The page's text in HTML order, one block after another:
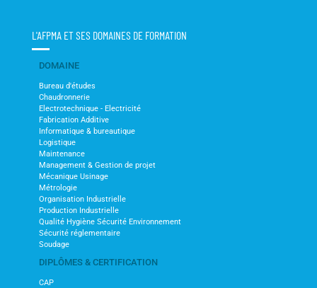
L'AFPMA ET SES DOMAINES DE FORMATION
DOMAINE
Bureau d'études
Chaudronnerie
Electrotechnique - Electricité
Fabrication Additive
Informatique & bureautique
Logistique
Maintenance
Management & Gestion de projet
Mécanique Usinage
Métrologie
Organisation Industrielle
Production Industrielle
Qualité Hygiène Sécurité Environnement
Sécurité réglementaire
Soudage
DIPLÔMES & CERTIFICATION
CAP